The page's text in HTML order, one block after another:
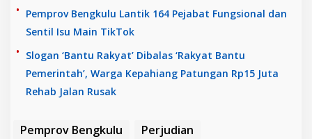
Pemprov Bengkulu Lantik 164 Pejabat Fungsional dan
Sentil Isu Main TikTok
Slogan ‘Bantu Rakyat’ Dibalas ‘Rakyat Bantu
Pemerintah’, Warga Kepahiang Patungan Rp15 Juta
Rehab Jalan Rusak
Pemprov Bengkulu
Perjudian